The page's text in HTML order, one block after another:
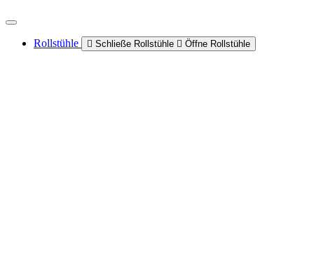
Rollstühle Schließe Rollstühle Öffne Rollstühle